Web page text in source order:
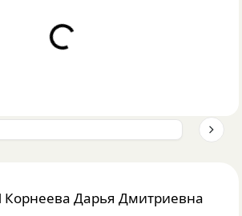
Loading...
Next
Дарья Дмитриевна